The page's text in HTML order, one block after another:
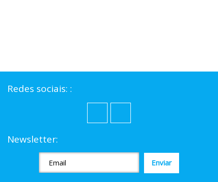
Redes sociais: :
Newsletter: